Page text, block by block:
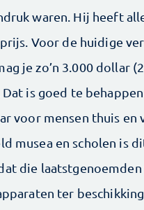
waren. Hij heeft
Voor de huidige
je zo’n 3.000 dollar
is goed te
voor mensen thuis en
musea en scholen is
die laatstgenoemden
ter